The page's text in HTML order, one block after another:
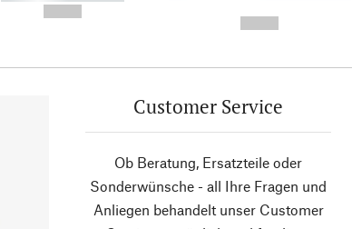
Customer Service
Ob Beratung, Ersatzteile oder
Sonderwünsche - all Ihre Fragen und
Anliegen behandelt unser Customer